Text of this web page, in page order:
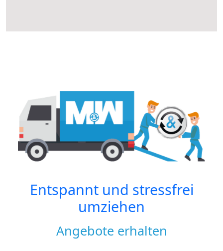
Entspannt und stressfrei
umziehen
Angebote erhalten